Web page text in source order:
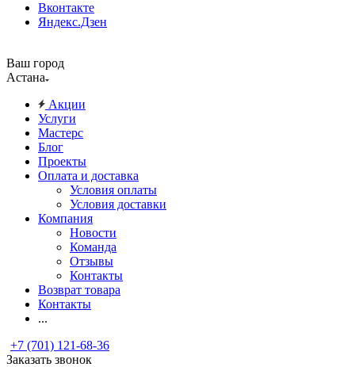
Вконтакте
Яндекс.Дзен
Ваш город
Астана
Акции
Услуги
Мастерс
Блог
Проекты
Оплата и доставка
Условия оплаты
Условия доставки
Компания
Новости
Команда
Отзывы
Контакты
Возврат товара
Контакты
...
+7 (701) 121-68-36
Заказать звонок